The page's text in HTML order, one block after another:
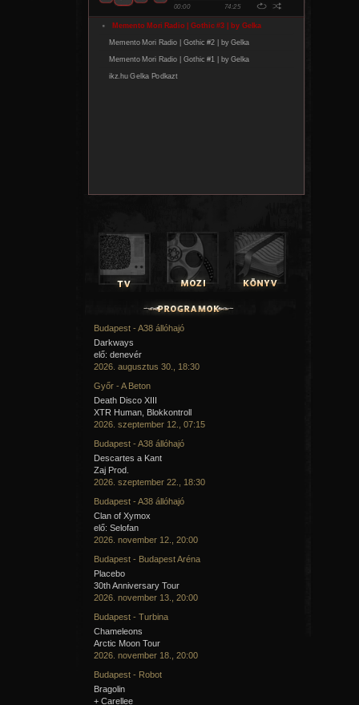
Budapest - A38 állóhajó
Darkways
elő: denevér
2026. augusztus 30., 18:30
Győr - A Beton
Death Disco XIII
XTR Human, Blokkontroll
2026. szeptember 12., 07:15
Budapest - A38 állóhajó
Descartes a Kant
Zaj Prod.
2026. szeptember 22., 18:30
Budapest - A38 állóhajó
Clan of Xymox
elő: Selofan
2026. november 12., 20:00
Budapest - Budapest Aréna
Placebo
30th Anniversary Tour
2026. november 13., 20:00
Budapest - Turbina
Chameleons
Arctic Moon Tour
2026. november 18., 20:00
Budapest - Robot
Bragolin
+ Carellee